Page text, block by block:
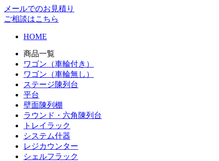
メールでのお見積り
ご相談はこちら
HOME
商品一覧
ワゴン（車輪付き）
ワゴン（車輪無し）
ステージ陳列台
平台
壁面陳列棚
ラウンド・六角陳列台
トレイラック
システム什器
レジカウンター
シェルフラック